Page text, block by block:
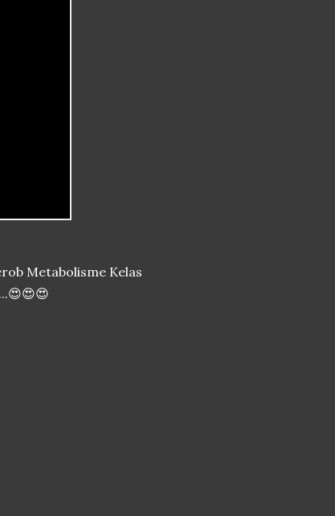
Metabolisme Kelas